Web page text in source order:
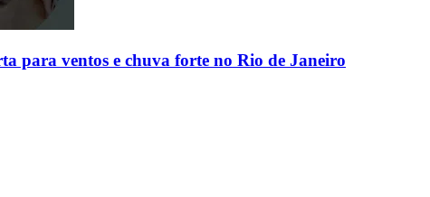
para ventos e chuva forte no Rio de Janeiro